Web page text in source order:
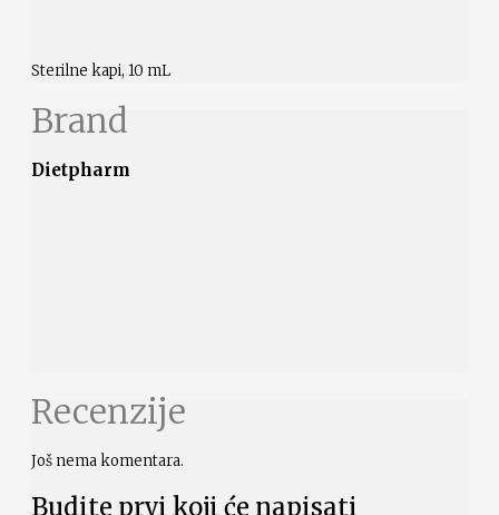
Sterilne kapi, 10 mL
Brand
Dietpharm
Recenzije
Još nema komentara.
Budite prvi koji će napisati